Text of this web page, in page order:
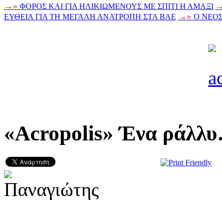
→» ΦΟΡΟΣ ΚΑΙ ΓΙΑ ΗΛΙΚΙΩΜΕΝΟΥΣ ΜΕ ΣΠΙΤΙ Η ΑΜΑΞΙ
ΕΥΘΕΙΑ ΓΙΑ ΤΗ ΜΕΓΑΛΗ ΑΝΑΤΡΟΠΗ ΣΤΑ ΒΑΕ →» Ο
«Acropolis» Ένα